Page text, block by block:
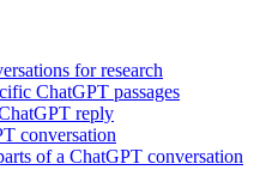
for research
ChatGPT passages
reply
conversation
of a ChatGPT conversation